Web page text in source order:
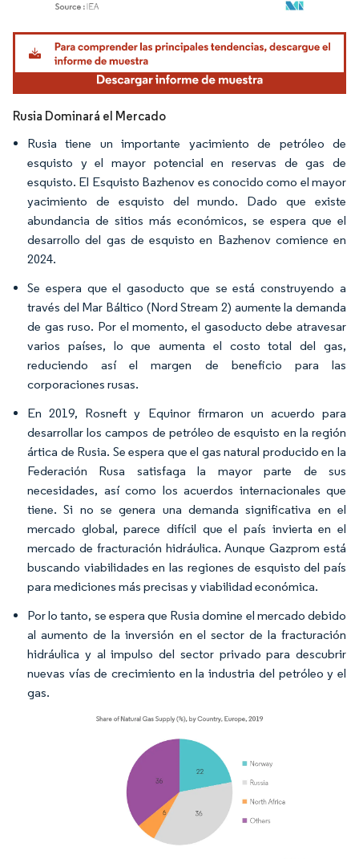
Imagen © Mordor Intelligence. El uso requiere atribución según CC BY 4.0.
Rusia Dominará el Mercado
Rusia tiene un importante yacimiento de petróleo de
esquisto y el mayor potencial en reservas de gas de
esquisto. El Esquisto Bazhenov es conocido como el mayor
yacimiento de esquisto del mundo. Dado que existe
abundancia de sitios más económicos, se espera que el
desarrollo del gas de esquisto en Bazhenov comience en
2024.
Se espera que el gasoducto que se está construyendo a
través del Mar Báltico (Nord Stream 2) aumente la demanda
de gas ruso. Por el momento, el gasoducto debe atravesar
varios países, lo que aumenta el costo total del gas,
reduciendo así el margen de beneficio para las
corporaciones rusas.
En 2019, Rosneft y Equinor firmaron un acuerdo para
desarrollar los campos de petróleo de esquisto en la región
ártica de Rusia. Se espera que el gas natural producido en la
Federación Rusa satisfaga la mayor parte de sus
necesidades, así como los acuerdos internacionales que
tiene. Si no se genera una demanda significativa en el
mercado global, parece difícil que el país invierta en el
mercado de fracturación hidráulica. Aunque Gazprom está
buscando viabilidades en las regiones de esquisto del país
para mediciones más precisas y viabilidad económica.
Por lo tanto, se espera que Rusia domine el mercado debido
al aumento de la inversión en el sector de la fracturación
hidráulica y al impulso del sector privado para descubrir
nuevas vías de crecimiento en la industria del petróleo y el
gas.